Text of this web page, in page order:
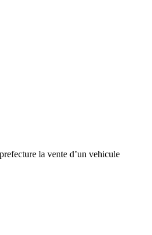
la vente d’un vehicule